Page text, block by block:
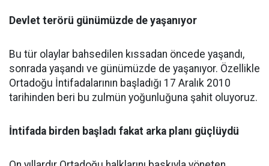
Devlet terörü günümüzde de yaşanıyor
Bu tür olaylar bahsedilen kıssadan öncede yaşandı,
sonrada yaşandı ve günümüzde de yaşanıyor. Özellikle
Ortadoğu İntifadalarının başladığı 17 Aralık 2010
tarihinden beri bu zulmün yoğunluğuna şahit oluyoruz.
İntifada birden başladı fakat arka planı güçlüydü